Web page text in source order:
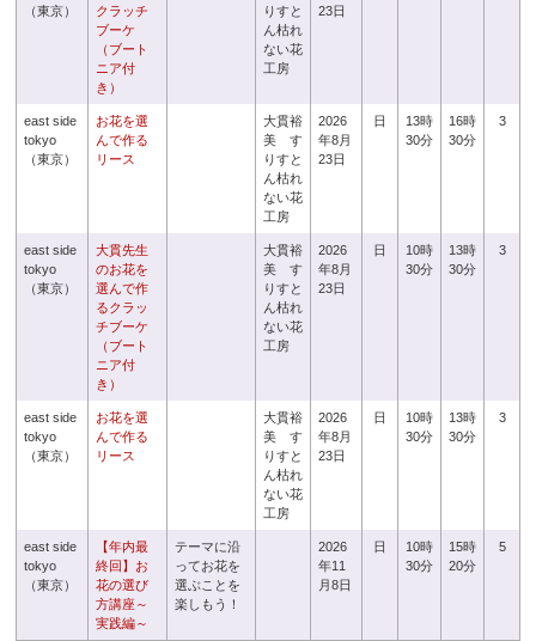
（東京）
クラッチ
ブーケ
（ブート
ニア付
き）
りすと
ん枯れ
ない花
工房
23日
east side
tokyo
（東京）
お花を選
んで作る
リース
大貫裕
美 す
りすと
ん枯れ
ない花
工房
2026
年8月
23日
日
13時
30分
16時
30分
3
east side
tokyo
（東京）
大貫先生
のお花を
選んで作
るクラッ
チブーケ
（ブート
ニア付
き）
大貫裕
美 す
りすと
ん枯れ
ない花
工房
2026
年8月
23日
日
10時
30分
13時
30分
3
east side
tokyo
（東京）
お花を選
んで作る
リース
大貫裕
美 す
りすと
ん枯れ
ない花
工房
2026
年8月
23日
日
10時
30分
13時
30分
3
east side
tokyo
（東京）
【年内最
終回】お
花の選び
方講座～
実践編～
テーマに沿
ってお花を
選ぶことを
楽しもう！
2026
年11
月8日
日
10時
30分
15時
20分
5